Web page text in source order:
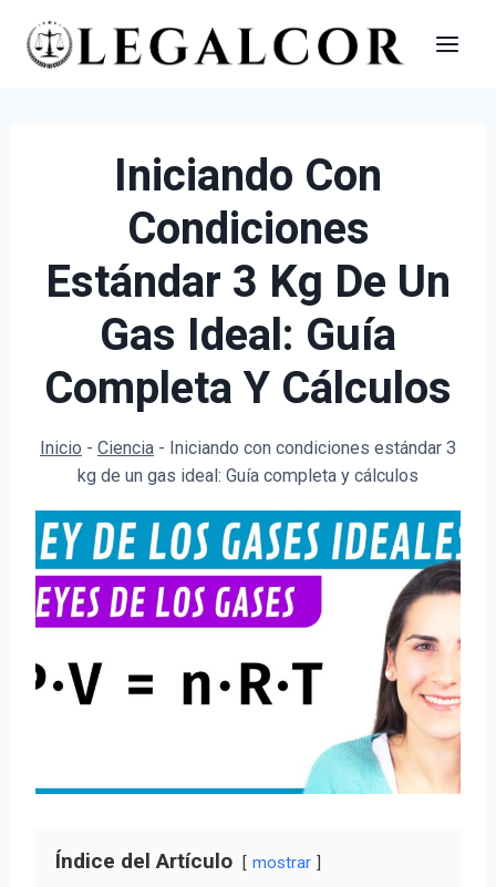
Saltar
Iniciando Con
Condiciones
Estándar 3 Kg De Un
Gas Ideal: Guía
Completa Y Cálculos
Inicio - Ciencia - Iniciando con condiciones estándar 3
kg de un gas ideal: Guía completa y cálculos
Índice del Artículo mostrar